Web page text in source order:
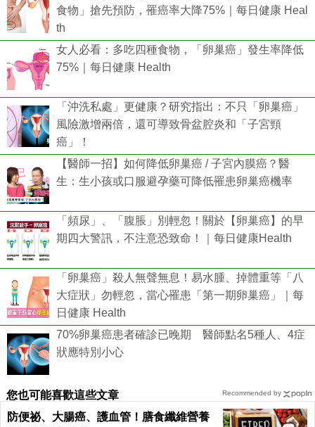
食物」搶先預防，罹癌率大降75%｜每日健康 Heal
th
女人必看：多吃四種食物，「卵巢癌」發生率降低
75%｜每日健康 Health
「沖洗私處」更健康？研究指出：不只「卵巢癌」
風險激增兩倍，還可導致骨盆腔炎和「子宮頸
癌」！
【醫師一招】如何降低卵巢癌 / 子宮內膜癌？醫
生：生小孩或口服避孕藥可降低罹患卵巢癌機率
「頻尿」、「腹脹」別輕忽！關於【卵巢癌】的早
期四大警訊，不注意恐致命！｜每日健康Health
「卵巢癌」殺人無聲無息！易水腫、掉體重等「八
大症狀」勿輕忽，當心罹患「第一期卵巢癌」｜每
日健康 Health
70%卵巢癌患者確診已晚期 醫師點名5種人、4症
狀應特別小心
您也可能喜歡這些文章
防便祕、大腸癌、護血管！膳食纖維營養
Recommended by